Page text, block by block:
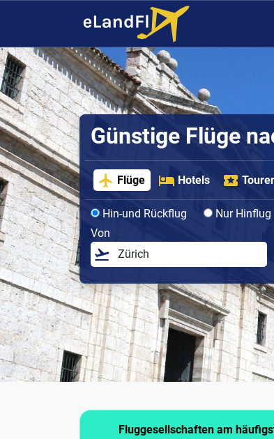
Günstige Flüge
Flüge Hotels
Hin-und Rückflug Nur Hinflug
Von
Fluggesellschaften am